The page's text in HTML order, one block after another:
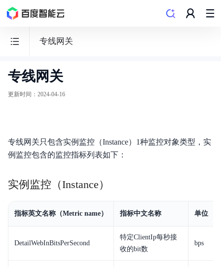
专线网关
云
监
产品描述
产品定价
专线网关
更新时间 ： 2024-04-16
专线网关只包含实例监控（Instance）1种监控对象类型，实
例监控包含的监控指标列表如下：
实例监控（Instance）
指标英文名称（Metric name） 指标中文名称 单位
DetailWebInBitsPerSecond
特定ClientIp每秒接
收的bit数
bps